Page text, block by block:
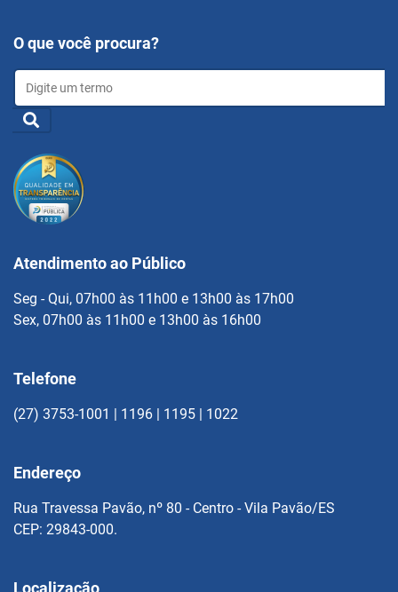
O que você procura?
Atendimento ao Público
Seg - Qui, 07h00 às 11h00 e 13h00 às 17h00
Sex, 07h00 às 11h00 e 13h00 às 16h00
Telefone
(27) 3753-1001 | 1196 | 1195 | 1022
Endereço
Rua Travessa Pavão, nº 80 - Centro - Vila Pavão/ES
CEP: 29843-000.
Localização